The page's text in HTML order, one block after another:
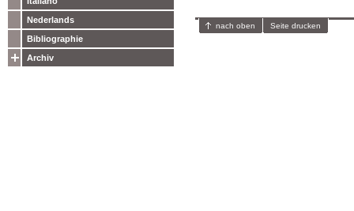
Nederlands
Bibliographie
Archiv
nach oben Seite drucken